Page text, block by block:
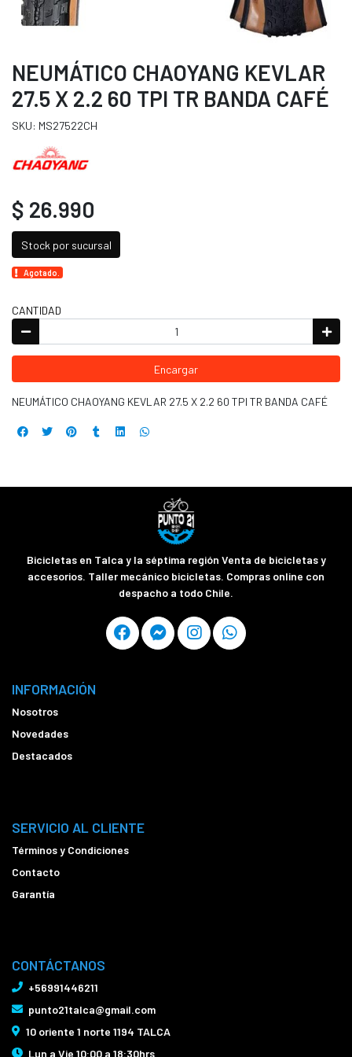
NEUMÁTICO CHAOYANG KEVLAR
27.5 X 2.2 60 TPI TR BANDA CAFÉ
SKU: MS27522CH
$ 26.990
Stock por sucursal
Agotado.
CANTIDAD
Encargar
NEUMÁTICO CHAOYANG KEVLAR 27.5 X 2.2 60 TPI TR BANDA CAFÉ
Bicicletas en Talca y la séptima región Venta de bicicletas y
accesorios. Taller mecánico bicicletas. Compras online con
despacho a todo Chile.
INFORMACIÓN
Nosotros
Novedades
Destacados
SERVICIO AL CLIENTE
Términos y Condiciones
Contacto
Garantía
CONTÁCTANOS
+56991446211
punto21talca@gmail.com
10 oriente 1 norte 1194 TALCA
Lun a Vie 10:00 a 18:30hrs